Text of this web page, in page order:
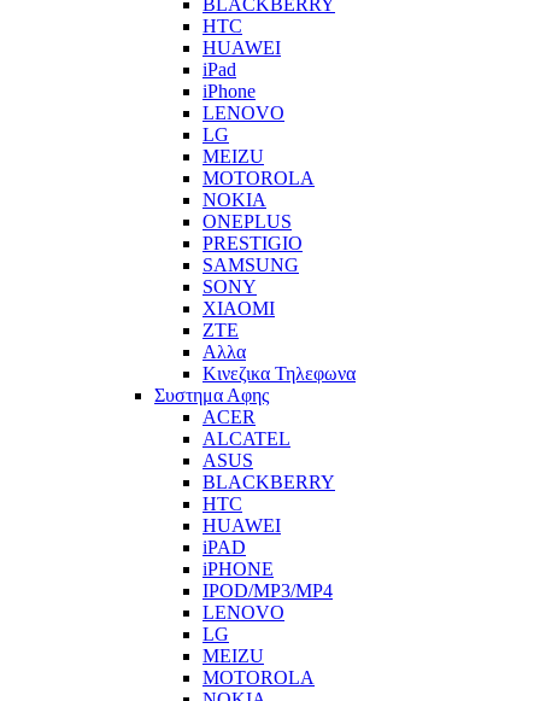
BLACKBERRY
HTC
HUAWEI
iPad
iPhone
LENOVO
LG
MEIZU
MOTOROLA
NOKIA
ONEPLUS
PRESTIGIO
SAMSUNG
SONY
XIAOMI
ZTE
Αλλα
Κινεζικα Τηλεφωνα
Συστημα Αφης
ACER
ALCATEL
ASUS
BLACKBERRY
HTC
HUAWEI
iPAD
iPHONE
IPOD/MP3/MP4
LENOVO
LG
MEIZU
MOTOROLA